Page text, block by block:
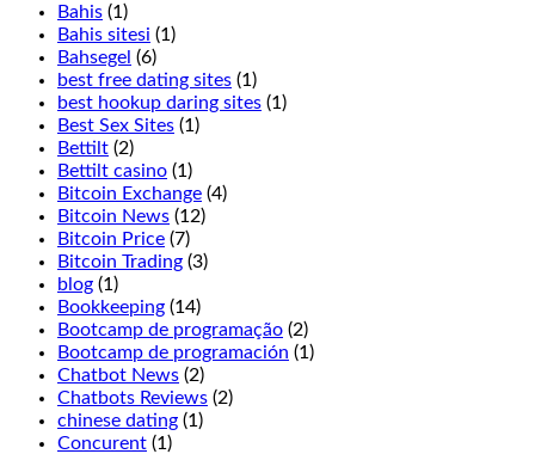
has
thought
of
excellently
Terminator
2
is
not
for
Players
may
double
before
and
after
splitting,
Bahis (1)
Bahis sitesi (1)
Bahsegel (6)
best free dating sites (1)
best hookup daring sites (1)
Best Sex Sites (1)
Bettilt (2)
Bettilt casino (1)
Bitcoin Exchange (4)
Bitcoin News (12)
Bitcoin Price (7)
Bitcoin Trading (3)
blog (1)
Bookkeeping (14)
Bootcamp de programação (2)
Bootcamp de programación (1)
Chatbot News (2)
Chatbots Reviews (2)
chinese dating (1)
Concurent (1)